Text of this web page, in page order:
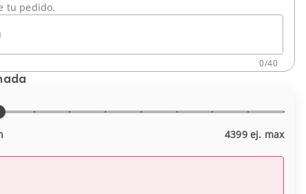
tu pedido.
0/40
4399 ej. max